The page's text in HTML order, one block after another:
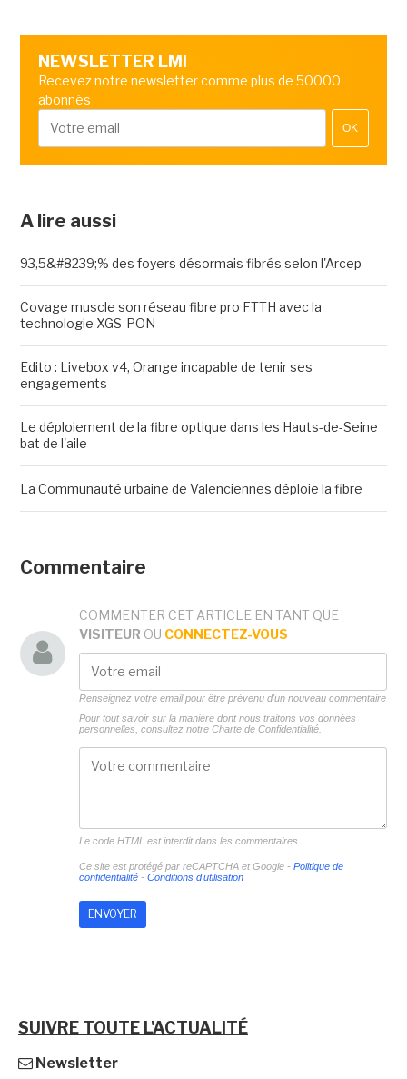
NEWSLETTER LMI
Recevez notre newsletter comme plus de 50000
abonnés
OK
A lire aussi
93,5&#8239;% des foyers désormais fibrés selon l'Arcep
Covage muscle son réseau fibre pro FTTH avec la
technologie XGS-PON
Edito : Livebox v4, Orange incapable de tenir ses
engagements
Le déploiement de la fibre optique dans les Hauts-de-Seine
bat de l'aile
La Communauté urbaine de Valenciennes déploie la fibre
Commentaire
COMMENTER CET ARTICLE EN TANT QUE
VISITEUR OU CONNECTEZ-VOUS
Renseignez votre email pour être prévenu d'un nouveau commentaire
Pour tout savoir sur la manière dont nous traitons vos données
personnelles, consultez notre Charte de Confidentialité.
Le code HTML est interdit dans les commentaires
Ce site est protégé par reCAPTCHA et Google - Politique de
confidentialité- Conditions d'utilisation
SUIVRE TOUTE L'ACTUALITÉ
Newsletter